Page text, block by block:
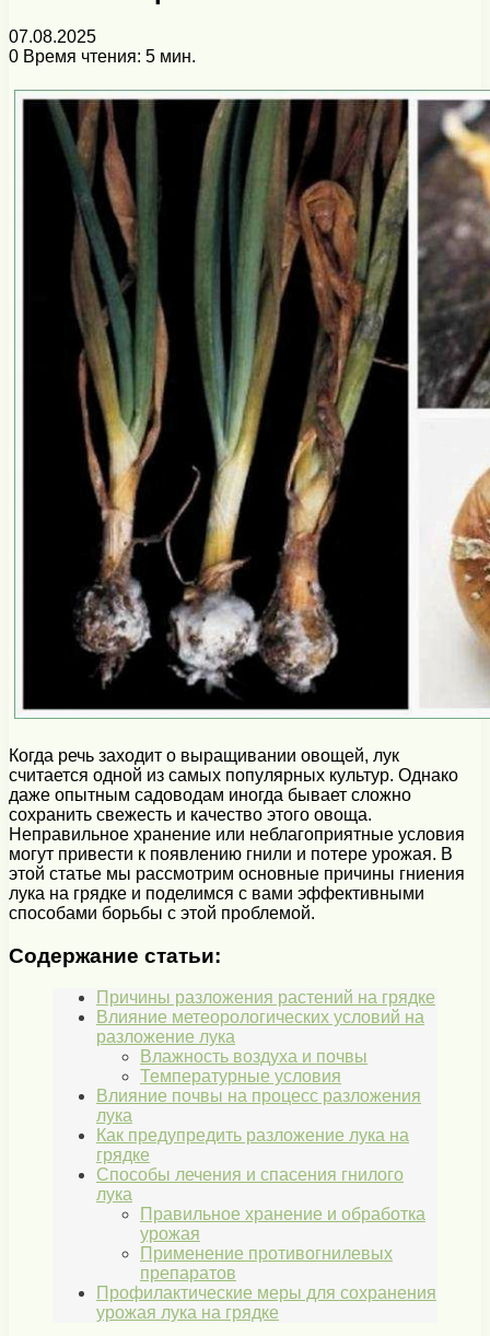
07.08.2025
0 Время чтения: 5 мин.
Когда речь заходит о выращивании овощей, лук
считается одной из самых популярных культур. Однако
даже опытным садоводам иногда бывает сложно
сохранить свежесть и качество этого овоща.
Неправильное хранение или неблагоприятные условия
могут привести к появлению гнили и потере урожая. В
этой статье мы рассмотрим основные причины гниения
лука на грядке и поделимся с вами эффективными
способами борьбы с этой проблемой.
Содержание статьи:
Причины разложения растений на грядке
Влияние метеорологических условий на
разложение лука
Влажность воздуха и почвы
Температурные условия
Влияние почвы на процесс разложения
лука
Как предупредить разложение лука на
грядке
Способы лечения и спасения гнилого
лука
Правильное хранение и обработка
урожая
Применение противогнилевых
препаратов
Профилактические меры для сохранения
урожая лука на грядке